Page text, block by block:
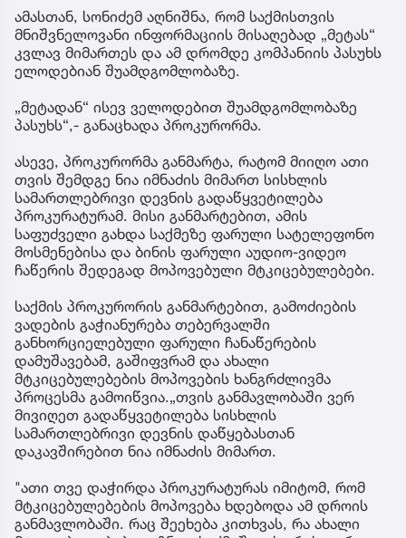
ამასთან, სონიძემ აღნიშნა, რომ საქმისთვის
მნიშვნელოვანი ინფორმაციის მისაღებად „მეტას“
კვლავ მიმართეს და ამ დრომდე კომპანიის პასუხს
ელოდებიან შუამდგომლობაზე.
„მეტადან“ ისევ ველოდებით შუამდგომლობაზე
პასუხს“,- განაცხადა პროკურორმა.
ასევე, პროკურორმა განმარტა, რატომ მიიღო ათი
თვის შემდგე ნია იმნაძის მიმართ სისხლის
სამართლებრივი დევნის გადაწყვეტილება
პროკურატურამ. მისი განმარტებით, ამის
საფუძველი გახდა საქმეზე ფარული სატელეფონო
მოსმენებისა და ბინის ფარული აუდიო-ვიდეო
ჩაწერის შედეგად მოპოვებული მტკიცებულებები.
საქმის პროკურორის განმარტებით, გამოძიების
ვადების გაჭიანურება თებერვალში
განხორციელებული ფარული ჩანაწერების
დამუშავებამ, გაშიფვრამ და ახალი
მტკიცებულებების მოპოვების ხანგრძლივმა
პროცესმა გამოიწვია.„თვის განმავლობაში ვერ
მივიღეთ გადაწყვეტილება სისხლის
სამართლებრივი დევნის დაწყებასთან
დაკავშირებით ნია იმნაძის მიმართ.
"ათი თვე დაჭირდა პროკურატურას იმიტომ, რომ
მტკიცებულებების მოპოვება ხდებოდა ამ დროის
განმავლობაში. რაც შეეხება კითხვას, რა ახალი